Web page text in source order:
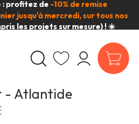
profitez de -10% de remise
jusqu'à mercredi, sur tous nos
les projets sur mesure) ! ☀️
- Atlantide